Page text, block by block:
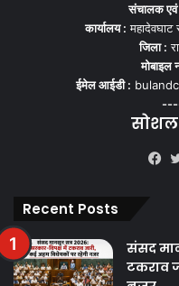
संचालक
कार्यालय :
जिला :
मोबाइल
ईमेल आईडी :
सोशल
Recent Posts
संसद
टकराव